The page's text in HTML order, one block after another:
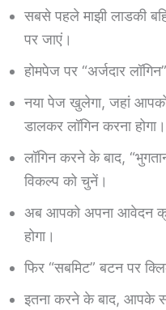
सबसे पहले माझी लाडकी
पर जाएं।
होमपेज पर “अर्जदार
नया पेज खुलेगा, जहां
डालकर लॉगिन करना होगा।
लॉगिन करने के बाद,
विकल्प को चुनें।
अब आपको अपना आवेदन
होगा।
फिर “सबमिट” बटन पर
इतना करने के बाद, आपके